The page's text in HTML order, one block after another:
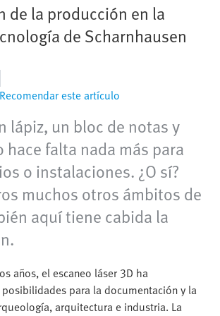
de la producción en la
de Scharnhausen
Recomendar este artículo
lápiz, un bloc de notas y
hace falta nada más para
o instalaciones. ¿O sí?
muchos otros ámbitos de
aquí tiene cabida la
años, el escaneo láser 3D ha
para la documentación y la
arquitectura e industria. La